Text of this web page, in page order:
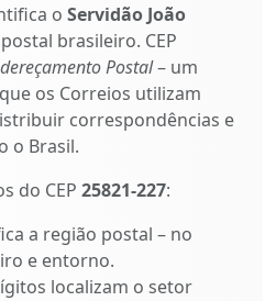
o Servidão João
brasileiro. CEP
Postal– um
os Correios utilizam
correspondências e
o Brasil.
do CEP 25821-227:
a região postal – no
e entorno.
localizam o setor